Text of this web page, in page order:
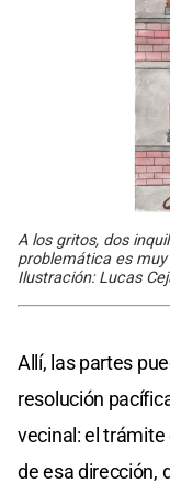
A los gritos, dos
problemática es
Ilustración: Lucas
Allí, las partes
resolución
vecinal: el
de esa dirección,